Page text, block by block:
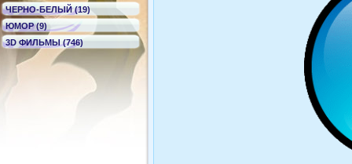
ЧЕРНО-БЕЛЫЙ (19)
ЮМОР (9)
3D ФИЛЬМЫ (746)